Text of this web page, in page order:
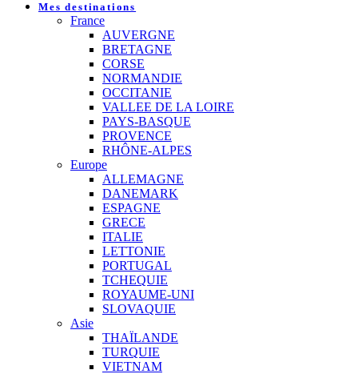
Mes destinations
France
AUVERGNE
BRETAGNE
CORSE
NORMANDIE
OCCITANIE
VALLEE DE LA LOIRE
PAYS-BASQUE
PROVENCE
RHÔNE-ALPES
Europe
ALLEMAGNE
DANEMARK
ESPAGNE
GRECE
ITALIE
LETTONIE
PORTUGAL
TCHEQUIE
ROYAUME-UNI
SLOVAQUIE
Asie
THAÏLANDE
TURQUIE
VIETNAM